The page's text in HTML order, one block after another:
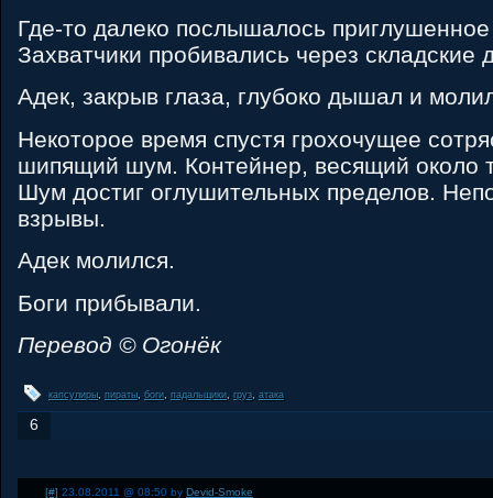
Где-то далеко послышалось
Захватчики пробивались через складские
Адек, закрыв глаза, глубоко дышал и
Некоторое время спустя грохочущее
шипящий шум. Контейнер, весящий около
Шум достиг оглушительных пределов.
взрывы.
Адек молился.
Боги прибывали.
Перевод © Огонёк
капсулиры, пираты, боги, падальщики, груз, атака
6
[#] 23.08.2011 @ 08:50 by Devid-Smoke